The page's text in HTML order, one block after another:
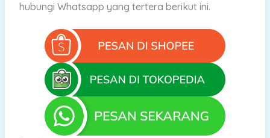
hubungi Whatsapp yang tertera berikut ini.